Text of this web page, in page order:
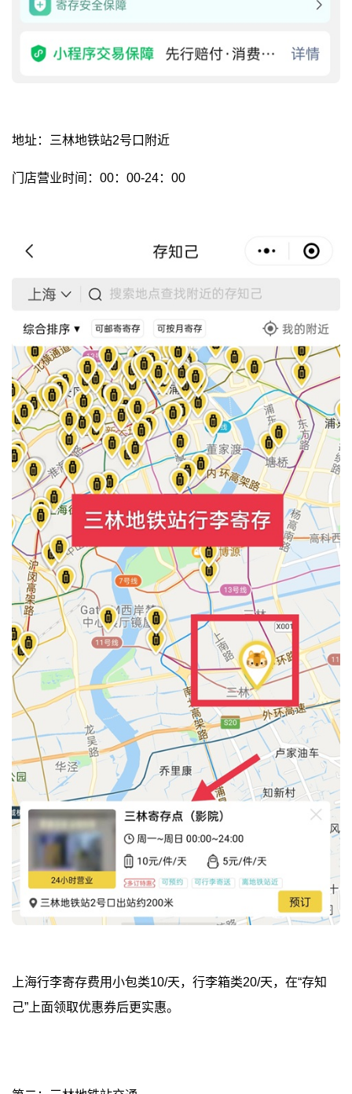
地址：三林地铁站2号口附近
门店营业时间：00：00-24：00
上海行李寄存费用小包类10/天，行李箱类20/天，在“存知
己”上面领取优惠券后更实惠。